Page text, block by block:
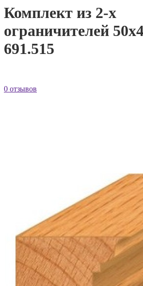
Комплект из 2-х
ограничителей
691.515
0 отзывов